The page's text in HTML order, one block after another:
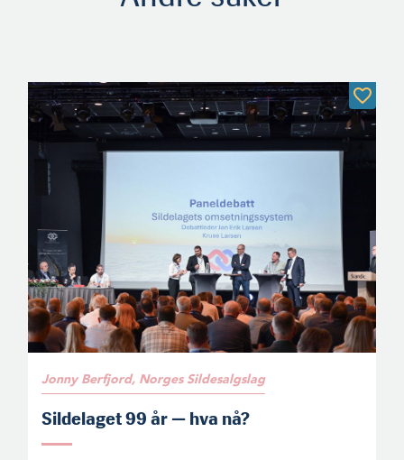
Jonny Berfjord, Norges Sildesalgslag
Sildelaget 99 år — hva nå?